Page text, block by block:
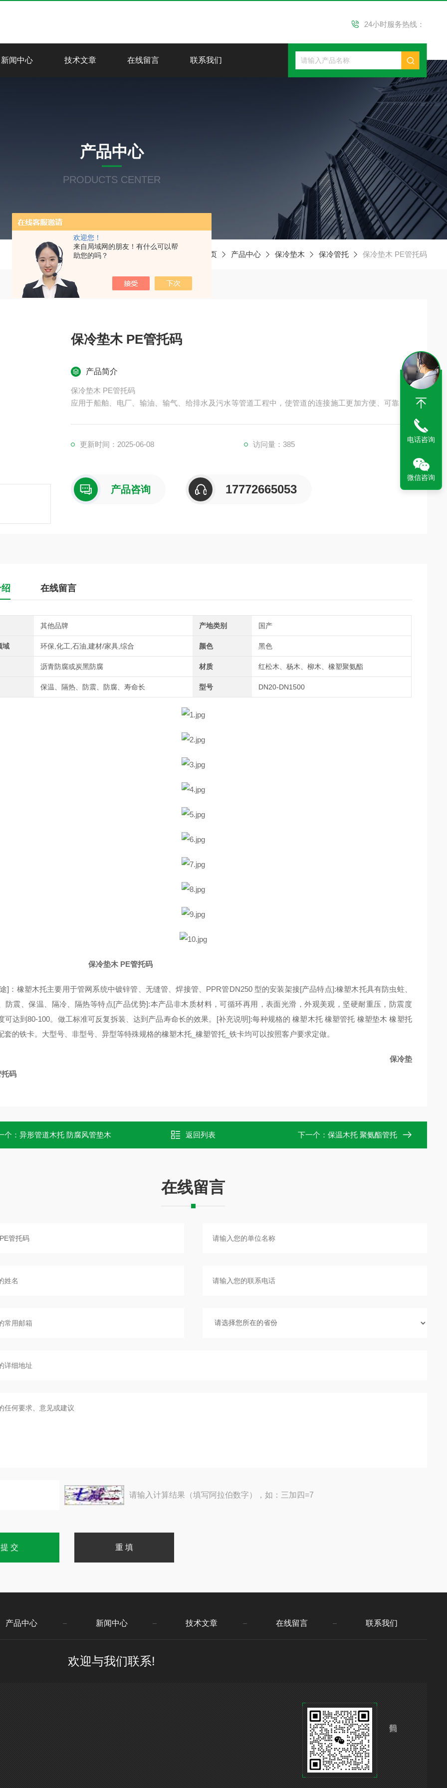
欢迎您！
来自局域网的朋友！有什么可以帮
助您的吗？
24小时服务热线：
新闻中心 技术文章 在线留言 联系我们
产品中心
PRODUCTS CENTER
首页 产品中心 保冷垫木 保冷管托 保冷垫木 PE管托码
保冷垫木 PE管托码
产品简介
保冷垫木 PE管托码
应用于船舶、电厂、输油、输气、给排水及污水等管道工程中，使管道的连接施工更加方便、可靠、
更新时间：2025-06-08
访问量：385
产品咨询 17772665053
在线留言
其他品牌 产地类别 国产
域 环保,化工,石油,建材/家具,综合 颜色 黑色
沥青防腐或炭黑防腐 材质 红松木、杨木、柳木、橡塑聚氨酯
保温、隔热、防震、防腐、寿命长 型号 DN20-DN1500
保冷垫木 PE管托码
]：橡塑木托主要用于管网系统中镀锌管、无缝管、焊接管、PPR管DN250 型的安装架接[产品特点]:橡塑木托具有防虫蛀、
防震、保温、隔冷、隔热等特点[产品优势]:本产品非木质材料，可循环再用，表面光滑，外观美观，坚硬耐重压，防震度
可达到80-100。做工标准可反复拆装、达到产品寿命长的效果。[补充说明]:每种规格的 橡塑木托 橡塑管托 橡塑垫木 橡塑托
套的铁卡。大型号、非型号、异型等特殊规格的橡塑木托_橡塑管托_铁卡均可以按照客户要求定做。
保冷垫
码
个：异形管道木托 防腐风管垫木 返回列表 下一个： 保温木托 聚氨酯管托
在线留言
请输入计算结果（填写阿拉伯数字），如：三加四=7
产品中心 新闻中心 技术文章 在线留言 联系我们
欢迎与我们联系!
电话咨询
微信咨询